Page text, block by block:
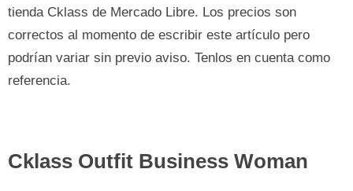
tienda Cklass de Mercado Libre. Los precios son
correctos al momento de escribir este artículo pero
podrían variar sin previo aviso. Tenlos en cuenta como
referencia.
Cklass Outfit Business Woman